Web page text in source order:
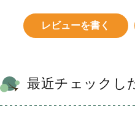
レビューを書く
最近チェックし